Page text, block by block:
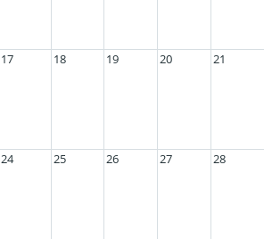
17 18 19 20 21
24 25 26 27 28